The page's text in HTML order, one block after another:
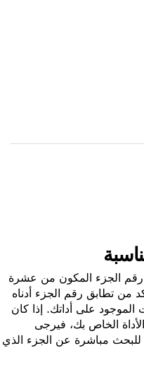
الجزء المكون من عشرة
من تطابق رقم الجزء أدناه
على أداتك. إذا كان
الخاص بك، فيرجى
مباشرة عن الجزء الذي